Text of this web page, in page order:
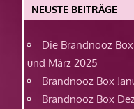
NEUSTE BEITRÄGE
Die Brandnooz
und März 2025
Brandnooz Box
Brandnooz Box